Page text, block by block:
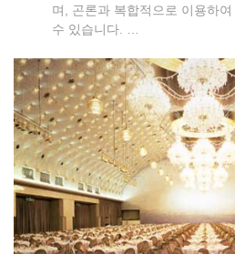
며, 곤론과 복합적으로 이용하
수 있습니다. …